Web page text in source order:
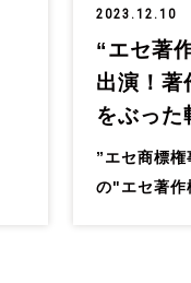
2023.12.10
“エセ著
出演！著
をぶった
”エセ商標
の"エセ著作